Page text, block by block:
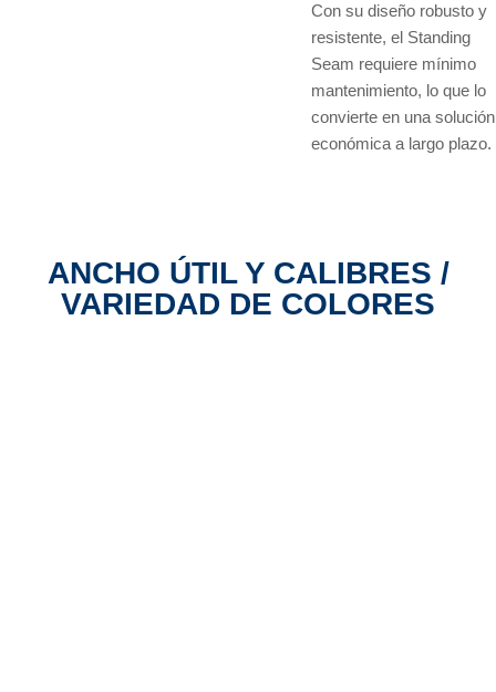
Con su diseño robusto y
resistente, el Standing
Seam requiere mínimo
mantenimiento, lo que lo
convierte en una solución
económica a largo plazo.
ANCHO ÚTIL Y CALIBRES /
VARIEDAD DE COLORES